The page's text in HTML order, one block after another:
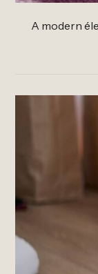
A modern